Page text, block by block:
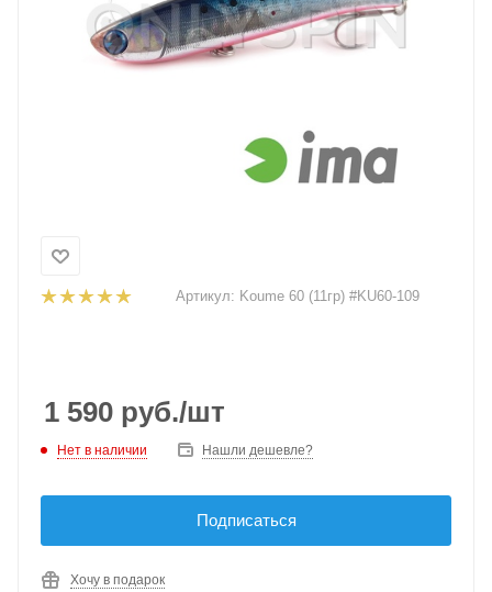
Артикул: Koume 60 (11гр) #KU60-109
1 590 руб./шт
Нет в наличии Нашли дешевле?
Подписаться
Хочу в подарок